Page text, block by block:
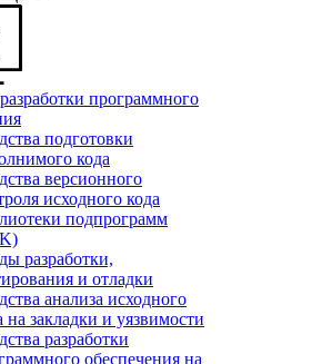
программного
подготовки
кода
версионного
исходного кода
подпрограмм
разработки,
и отладки
анализа исходного
на закладки и уязвимости
разработки
обеспечения на